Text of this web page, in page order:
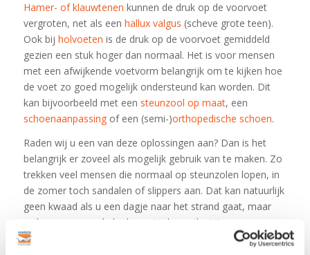
Hamer- of klauwtenen kunnen de druk op de voorvoet
vergroten, net als een hallux valgus (scheve grote teen).
Ook bij holvoeten is de druk op de voorvoet gemiddeld
gezien een stuk hoger dan normaal. Het is voor mensen
met een afwijkende voetvorm belangrijk om te kijken hoe
de voet zo goed mogelijk ondersteund kan worden. Dit
kan bijvoorbeeld met een steunzool op maat, een
schoenaanpassingof een (semi-)orthopedische schoen.
Raden wij u een van deze oplossingen aan? Dan is het
belangrijk er zoveel als mogelijk gebruik van te maken. Zo
trekken veel mensen die normaal op steunzolen lopen, in
de zomer toch sandalen of slippers aan. Dat kan natuurlijk
geen kwaad als u een dagje naar het strand gaat, maar
wel wanneer u enkele dagen in de week niet meer op uw
steunzolen loopt. Klachten komen dan weer sneller terug